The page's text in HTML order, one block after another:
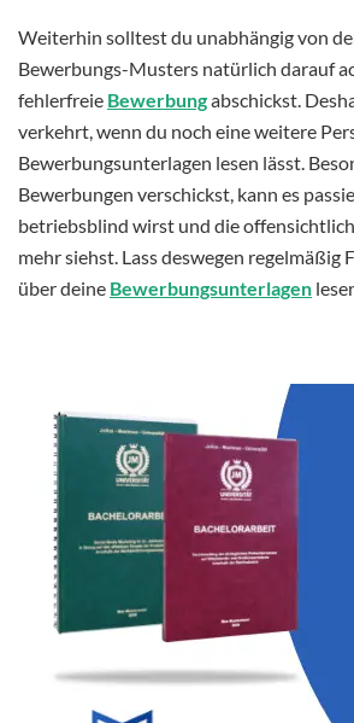
Weiterhin solltest du unabhängig von
Bewerbungs-Musters natürlich darauf
fehlerfreie Bewerbungabschickst.
verkehrt, wenn du noch eine weitere
Bewerbungsunterlagen lesen lässt.
Bewerbungen verschickst, kann es
betriebsblind wirst und die
mehr siehst. Lass deswegen regelmäßig
über deine Bewerbungsunterlagen